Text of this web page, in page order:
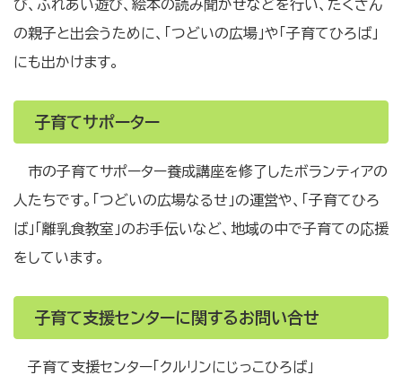
び、ふれあい遊び、絵本の読み聞かせなどを行い、たくさん
の親子と出会うために、「つどいの広場」や「子育てひろば」
にも出かけます。
子育てサポーター
市の子育てサポーター養成講座を修了したボランティアの
人たちです。「つどいの広場なるせ」の運営や、「子育てひろ
ば」「離乳食教室」のお手伝いなど、地域の中で子育ての応援
をしています。
子育て支援センターに関するお問い合せ
子育て支援センター「クルリンにじっこひろば」